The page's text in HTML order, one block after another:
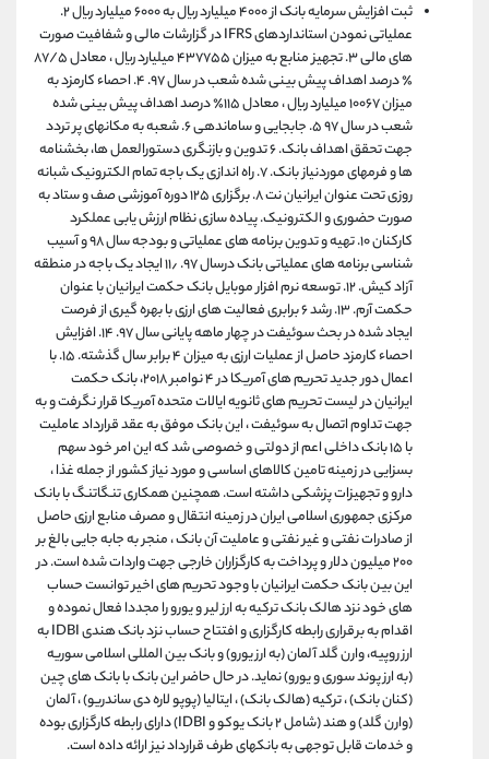
ثبت افزایش سرمایه بانک از ۴۰۰۰ میلیارد ریال به ۶۰۰۰ میلیارد ریال ۲.
عملیاتی نمودن استانداردهای IFRS در گزارشات مالی و شفافیت صورت
های مالی ٣. تجهیز منابع به میزان ۴۳۷۷۵۵ میلیارد ریال ، معادل ۸۷/۵
٪ درصد اهداف پیش بینی شده شعب در سال ۹۷. ۴. احصاء کارمزد به
میزان ۱۰۰۶۷ میلیارد ریال ، معادل ۱۱۵٪ درصد اهداف پیش بینی شده
شعب در سال ۹۷ ۵. جابجایی و ساماندهی ۶. شعبه به مکانهای پر تردد
جهت تحقق اهداف بانک. ۶ تدوین و بازنگری دستورالعمل ها، بخشنامه
ها و فرمهای موردنیاز بانک. ۷. راه اندازی یک باجه تمام الکترونیک شبانه
روزی تحت عنوان ایرانیان نت ۸. برگزاری ۱۲۵ دوره آموزشی صف و ستاد به
صورت حضوری و الکترونیک. پیاده سازی نظام ارزش یابی عملکرد
کارکنان ۱۰. تهیه و تدوین برنامه های عملیاتی و بودجه سال ۹۸ و آسیب
شناسی برنامه های عملیاتی بانک درسال ۹۷. ۱۱٫ ایجاد یک باجه در منطقه
آزاد کیش. ۱۲. توسعه نرم افزار موبایل بانک حکمت ایرانیان با عنوان
حکمت آرم. ۱۳. رشد ۶ برابری فعالیت های ارزی با بهره گیری از فرصت
ایجاد شده در بحث سوئیفت در چهار ماهه پایانی سال ۹۷. ۱۴. افزایش
احصاء کارمزد حاصل از عملیات ارزی به میزان ۴ برابر سال گذشته. ۱۵. با
اعمال دور جدید تحریم های آمریکا در ۴ نوامبر ۲۰۱۸، بانک حکمت
ایرانیان در لیست تحریم های ثانویه ایالات متحده آمریکا قرار نگرفت و به
جهت تداوم اتصال به سوئیفت ، این بانک موفق به عقد قرارداد عاملیت
با ۱۵ بانک داخلی اعم از دولتی و خصوصی شد که این امر خود سهم
بسزایی در زمینه تامین کالاهای اساسی و مورد نیاز کشور از جمله غذا ،
دارو و تجهیزات پزشکی داشته است. همچنین همکاری تنگاتنگ با بانک
مرکزی جمهوری اسلامی ایران در زمینه انتقال و مصرف منابع ارزی حاصل
از صادرات نفتی و غیر نفتی و عاملیت آن بانک ، منجر به جابه جایی بالغ بر
۲۰۰ میلیون دلار و پرداخت به کارگزاران خارجی جهت واردات شده است. در
این بین بانک حکمت ایرانیان با وجود تحریم های اخیر توانست حساب
های خود نزد هالک بانک ترکیه به ارز لیر و یورو را مجددا فعال نموده و
اقدام به برقراری رابطه کارگزاری و افتتاح حساب نزد بانک هندی IDBI به
ارز روپیه، وارن گلد آلمان (به ارز یورو) و بانک بین المللی اسلامی سوریه
(به ارز پوند سوری و يورو) نماید. در حال حاضر این بانک با بانک های چین
(کنان بانک) ، ترکیه (هالک بانک) ، ایتالیا (پوپو لاره دی ساندریو) ، آلمان
(وارن گلد) و هند (شامل ۲ بانک یوکو و IDBI) دارای رابطه کارگزاری بوده
و خدمات قابل توجهی به بانکهای طرف قرارداد نیز ارائه داده است.